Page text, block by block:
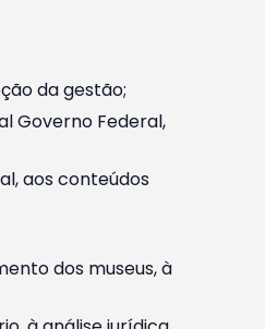
da gestão;
Governo Federal,
aos conteúdos
dos museus, à